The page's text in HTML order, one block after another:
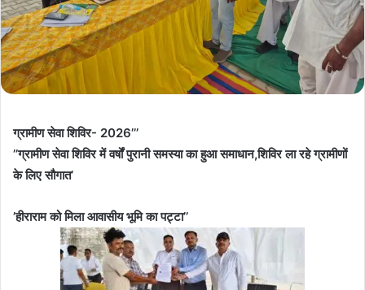
ग्रामीण सेवा शिविर- 2026’’’
’’ग्रामीण सेवा शिविर में वर्षों पुरानी समस्या का हुआ समाधान,शिविर ला रहे ग्रामीणों
के लिए सौगात’
’हीराराम को मिला आवासीय भूमि का पट्टा’’